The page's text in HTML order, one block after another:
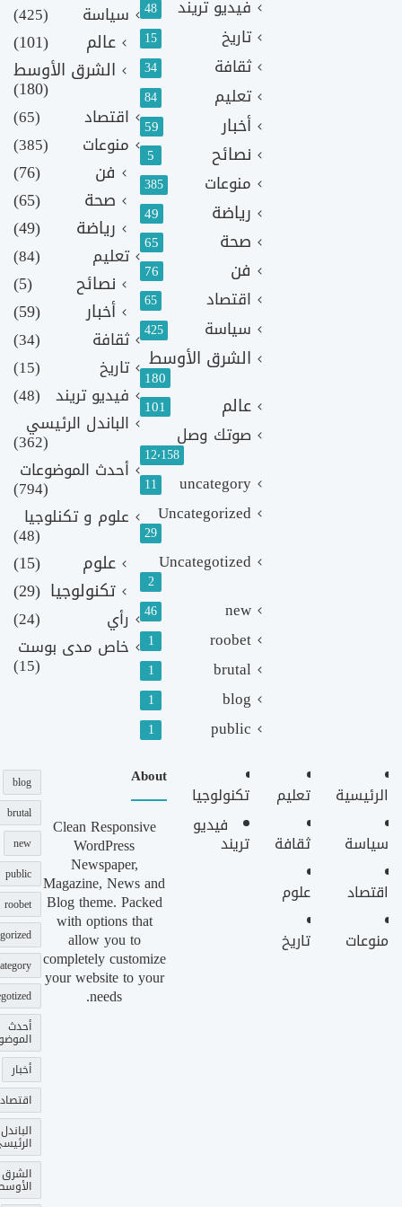
فيديو تريند 48
تاريخ 15
ثقافة 34
تعليم 84
أخبار 59
نصائح 5
منوعات 385
رياضة 49
صحة 65
فن 76
اقتصاد 65
سياسة 425
الشرق الأوسط
180
عالم 101
صوتك وصل
12٬158
uncategory
11
Uncategorized
29
Uncategotized
2
new
46
roobet
1
brutal
1
blog
1
public
1
سياسة
(425)
عالم
(101)
الشرق الأوسط
(180)
اقتصاد
(65)
منوعات
(385)
فن
(76)
صحة
(65)
رياضة
(49)
تعليم (84)
نصائح
(5)
أخبار
(59)
ثقافة
(34)
تاريخ
(15)
فيديو تريند (48)
الباندل الرئيسي
(362)
أحدث الموضوعات
(794)
علوم و تكنلوجيا
(48)
علوم
(15)
تكنولوجيا (29)
رأي
(24)
خاص مدى بوست
(15)
الرئيسية
سياسة
اقتصاد
منوعات
تعليم
ثقافة
علوم
تاريخ
تكنولوجيا
فيديو
تريند
About
Clean Responsive
WordPress
Newspaper,
Magazine, News and
Blog theme. Packed
with options that
allow you to
completely customize
your website to your
needs.
blog
brutal
new
public
roobet
أحدث
أخبار
اقتصاد
الباندل
الشرق